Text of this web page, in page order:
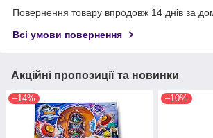
Повернення товару впродовж 14 днів за
Всі умови повернення
Акційні пропозиції та новинки
–14% –10%